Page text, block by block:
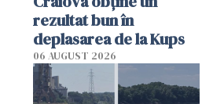
rezultat bun în
deplasarea de la Kups
06 AUGUST 2026